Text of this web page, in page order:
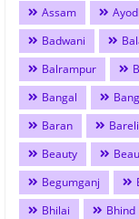
Assam
Badwani
Balrampur
Bangal
Baran
Bareli
Beauty
Begumganj
Bhilai
Bhind